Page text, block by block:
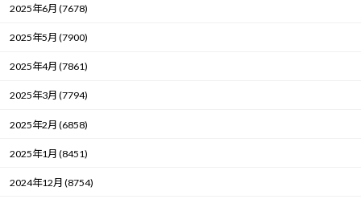
2025年6月 (7678)
2025年5月 (7900)
2025年4月 (7861)
2025年3月 (7794)
2025年2月 (6858)
2025年1月 (8451)
2024年12月 (8754)